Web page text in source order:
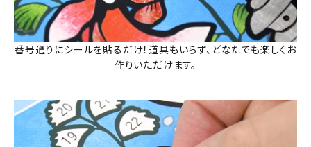
番号通りにシールを貼るだけ！道具もいらず、どなたでも楽しくお
作りいただけます。